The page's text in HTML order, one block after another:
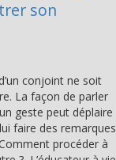
son
conjoint ne soit
La façon de parler
geste peut déplaire
faire des remarques
procéder à